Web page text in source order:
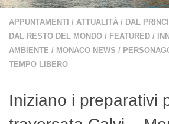
APPUNTAMENTI / ATTUALITÀ / DAL
DAL RESTO DEL MONDO / FEATURED /
AMBIENTE / MONACO NEWS /
TEMPO LIBERO
Iniziano i preparativi